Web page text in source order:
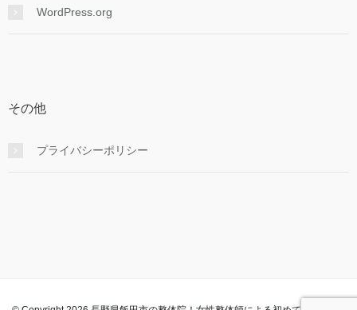
WordPress.org
その他
プライバシーポリシー